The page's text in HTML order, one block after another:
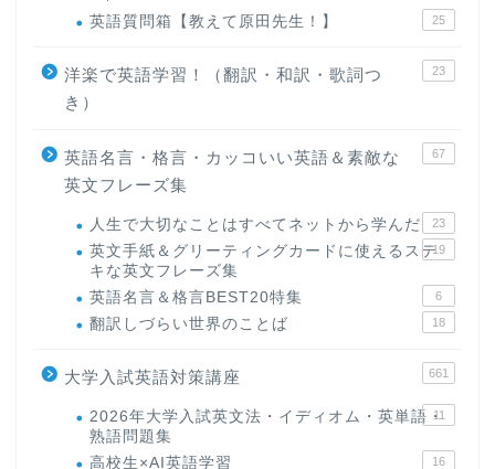
英語質問箱【教えて原田先生！】 25
洋楽で英語学習！（翻訳・和訳・歌詞つ
き）
23
英語名言・格言・カッコいい英語＆素敵な
英文フレーズ集
67
人生で大切なことはすべてネットから学んだ 23
英文手紙＆グリーティングカードに使えるステ
キな英文フレーズ集
19
英語名言＆格言BEST20特集 6
翻訳しづらい世界のことば 18
大学入試英語対策講座 661
2026年大学入試英文法・イディオム・英単語・
熟語問題集
11
高校生×AI英語学習 16